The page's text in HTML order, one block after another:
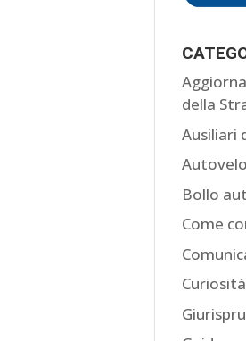
della
Ausiliari
Bollo
Come